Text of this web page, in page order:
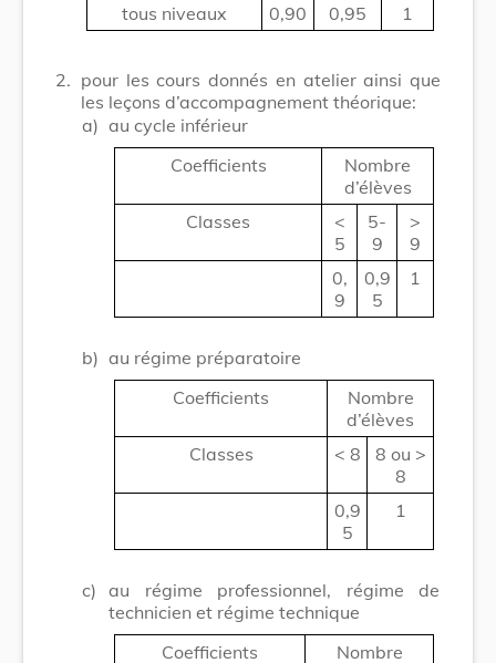
tous niveaux
0,90 0,95 1
2. pour les cours donnés en atelier ainsi que
les leçons d’accompagnement théorique:
a) au cycle inférieur
Coefficients
Nombre
d’élèves
Classes
<
5
5-
9
>
9
0,
9
0,9
5
1
b) au régime préparatoire
Coefficients
Nombre
d’élèves
Classes
< 8
8 ou >
8
0,9
5
1
c) au régime professionnel, régime de
technicien et régime technique
Coefficients
Nombre